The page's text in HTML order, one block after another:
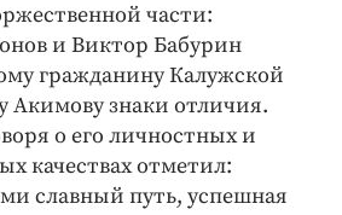
года
части:
и Виктор Бабурин
гражданину Калужской
Акимову знаки отличия.
о его личностных и
качествах отметил:
славный путь, успешная